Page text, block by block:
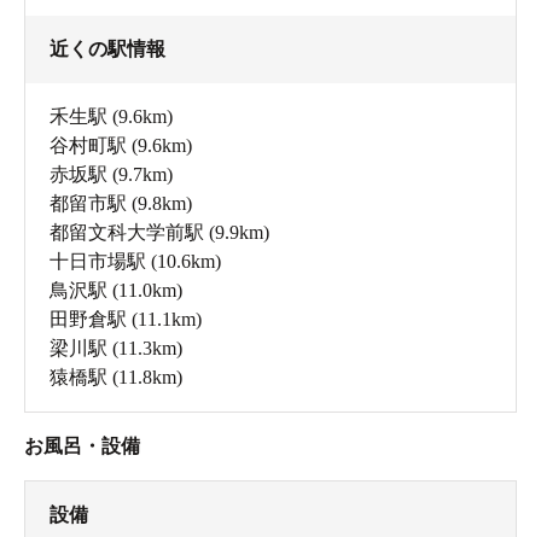
近くの駅情報
禾生駅 (9.6km)
谷村町駅 (9.6km)
赤坂駅 (9.7km)
都留市駅 (9.8km)
都留文科大学前駅 (9.9km)
十日市場駅 (10.6km)
鳥沢駅 (11.0km)
田野倉駅 (11.1km)
梁川駅 (11.3km)
猿橋駅 (11.8km)
お風呂・設備
設備